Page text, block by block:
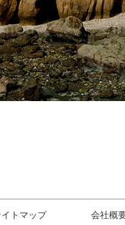
トマップ 会社概